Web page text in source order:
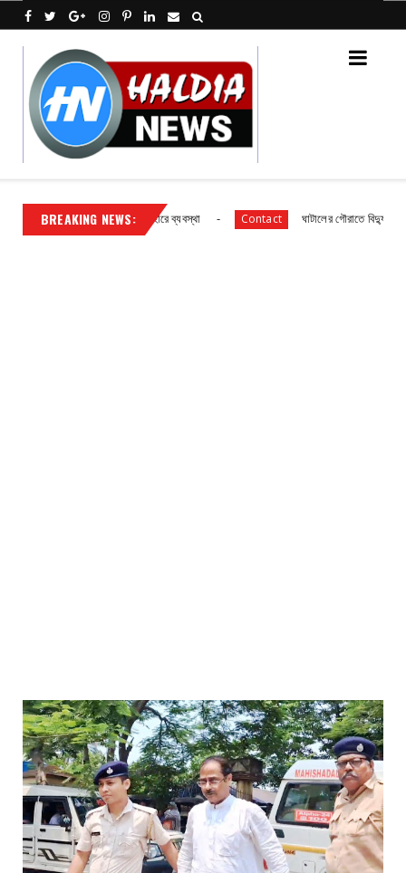
BREAKING NEWS:
বিদ্যালয় ছাত্র ছাত্রীদের আহারে ব্যবস্থা Contact ঘাটালের গৌরাতে বিদ্যুৎ গ্রাহকদের